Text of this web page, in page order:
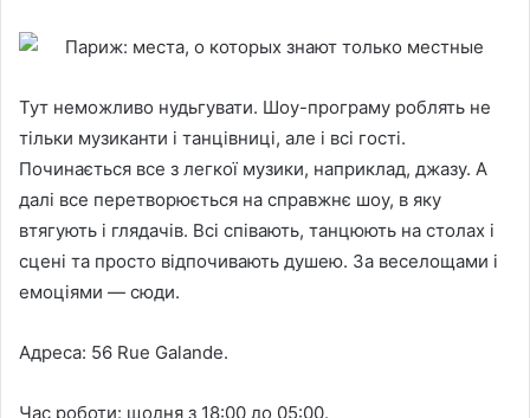
Тут неможливо нудьгувати. Шоу-програму роблять не
тільки музиканти і танцівниці, але і всі гості.
Починається все з легкої музики, наприклад, джазу. А
далі все перетворюється на справжнє шоу, в яку
втягують і глядачів. Всі співають, танцюють на столах і
сцені та просто відпочивають душею. За веселощами і
емоціями — сюди.
Адреса: 56 Rue Galande.
Час роботи: щодня з 18:00 до 05:00.